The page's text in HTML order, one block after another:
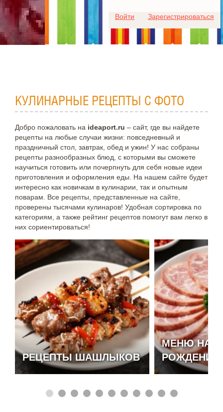
Войти Зарегистрироваться
КУЛИНАРНЫЕ РЕЦЕПТЫ С ФОТО
Добро пожаловать на ideaport.ru – сайт, где вы найдете
рецепты на любые случаи жизни: повседневный и
праздничный стол, завтрак, обед и ужин! У нас собраны
рецепты разнообразных блюд, с которыми вы сможете
научиться готовить или почерпнуть для себя новые идеи
приготовления и оформления еды. На нашем сайте будет
интересно как новичкам в кулинарии, так и опытным
поварам. Все рецепты, представленные на сайте,
проверены тысячами кулинаров! Удобная сортировка по
категориям, а также рейтинг рецептов помогут вам легко в
них сориентироваться!
РЕЦЕПТЫ ШАШЛЫКОВ
МЕНЮ НА
РОЖДЕНИЯ
Для любых предложений по